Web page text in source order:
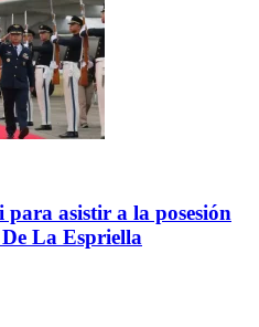
asistir a la posesión
La Espriella